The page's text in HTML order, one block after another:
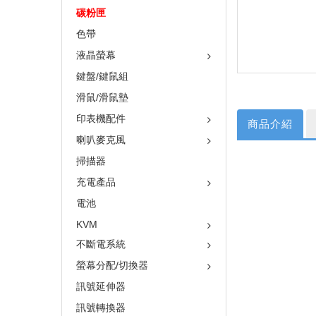
碳粉匣
色帶
液晶螢幕
鍵盤/鍵鼠組
滑鼠/滑鼠墊
印表機配件
喇叭麥克風
掃描器
充電產品
電池
KVM
不斷電系統
螢幕分配/切換器
訊號延伸器
訊號轉換器
商品介紹